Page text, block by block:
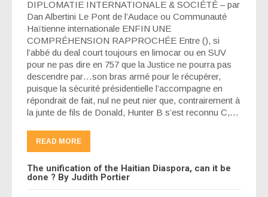
DIPLOMATIE INTERNATIONALE & SOCIÉTÉ – par
Dan Albertini Le Pont de l’Audace ou Communauté
Haïtienne internationale ENFIN UNE
COMPRÉHENSION RAPPROCHÉE Entre (), si
l’abbé du deal court toujours en limocar ou en SUV
pour ne pas dire en 757 que la Justice ne pourra pas
descendre par…son bras armé pour le récupérer,
puisque la sécurité présidentielle l’accompagne en
répondrait de fait, nul ne peut nier que, contrairement à
la junte de fils de Donald, Hunter B s’est reconnu C,…
READ MORE
The unification of the Haitian Diaspora, can it be
done ? By Judith Portier